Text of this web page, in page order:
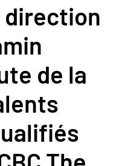
direction
de la